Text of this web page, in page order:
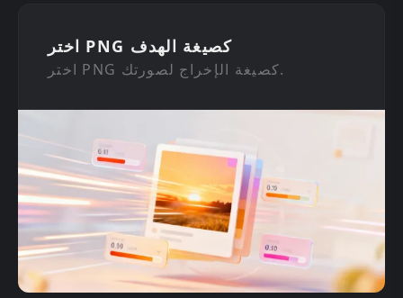
اختر PNG كصيغة الهدف
اختر PNG كصيغة الإخراج لصورتك.